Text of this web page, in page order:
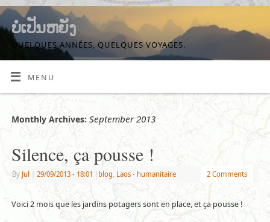
ບໍ່ເປັນຫຍັງ
QUELQUES ANNÉES, QUELQUES VOYAGES.
MENU
Monthly Archives: September 2013
Silence, ça pousse !
By Jul 29/09/2013 - 18:01 blog Laos - humanitaire 2 Comments
Voici 2 mois que les jardins potagers sont en place, et ça pousse !